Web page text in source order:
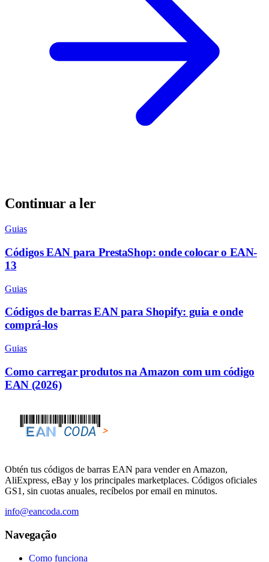
Continuar a ler
Guias
Códigos EAN para PrestaShop: onde colocar o EAN-
13
Guias
Códigos de barras EAN para Shopify: guia e onde
comprá-los
Guias
Como carregar produtos na Amazon com um código
EAN (2026)
Obtén tus códigos de barras EAN para vender en Amazon,
AliExpress, eBay y los principales marketplaces. Códigos oficiales
GS1, sin cuotas anuales, recíbelos por email en minutos.
info@eancoda.com
Navegação
Como funciona